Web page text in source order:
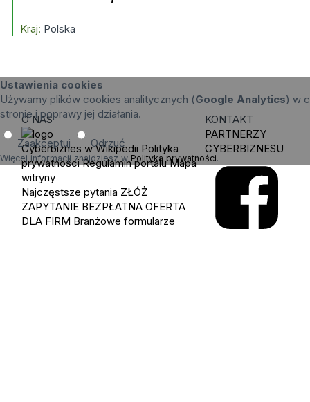
Kraj: Polska
Ustawienia cookies
Używamy plików cookies analitycznych (Google Analytics) w
stronie i poprawy jej działania.
Zaakceptuj Odrzuć
Więcej informacji znajdziesz w Polityka prywatności.
O NAS
Cyberbiznes w Wikipedii Polityka
prywatności Regulamin portalu Mapa
witryny
Najczęstsze pytania ZŁÓŻ
ZAPYTANIE BEZPŁATNA OFERTA
DLA FIRM Branżowe formularze
KONTAKT
PARTNERZY
CYBERBIZNESU